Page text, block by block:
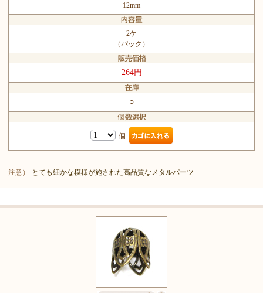
12mm
2ケ
（パック）
264円
○
個
注意） とても細かな模様が施された高品質なメタルパーツ